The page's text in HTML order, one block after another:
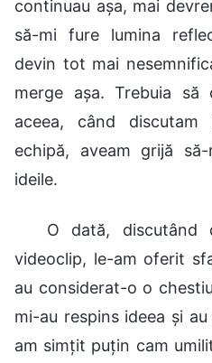
continuau așa, mai
să-mi fure lumina
devin tot mai
merge așa. Trebuia
aceea, când
echipă, aveam grijă
ideile.
O dată, discutând
videoclip, le-am oferit
au considerat-o o
mi-au respins ideea și
am simțit puțin cam